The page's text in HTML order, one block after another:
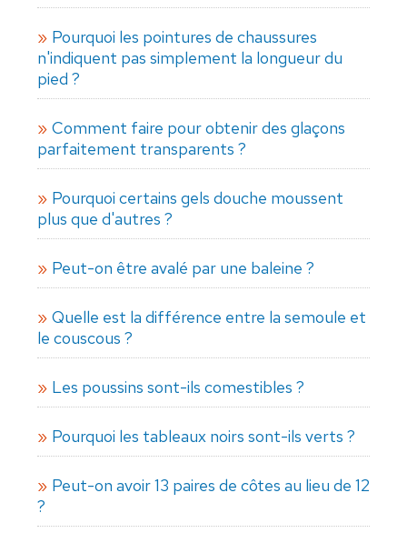
Pourquoi les pointures de chaussures
n'indiquent pas simplement la longueur du
pied ?
Comment faire pour obtenir des glaçons
parfaitement transparents ?
Pourquoi certains gels douche moussent
plus que d'autres ?
Peut-on être avalé par une baleine ?
Quelle est la différence entre la semoule et
le couscous ?
Les poussins sont-ils comestibles ?
Pourquoi les tableaux noirs sont-ils verts ?
Peut-on avoir 13 paires de côtes au lieu de 12
?